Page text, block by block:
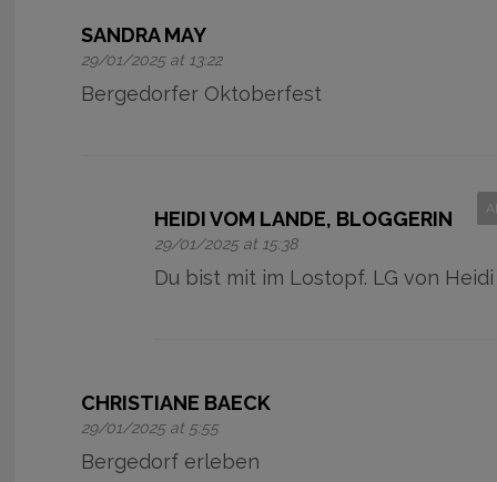
SANDRA MAY
29/01/2025 at 13:22
Bergedorfer Oktoberfest
HEIDI VOM LANDE, BLOGGERIN
29/01/2025 at 15:38
Du bist mit im Lostopf. LG von Heidi
CHRISTIANE BAECK
29/01/2025 at 5:55
Bergedorf erleben